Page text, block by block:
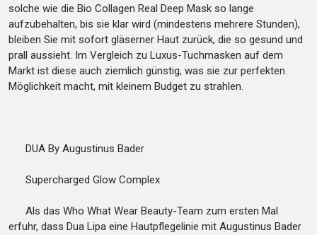
solche wie die Bio Collagen Real Deep Mask so lange
aufzubehalten, bis sie klar wird (mindestens mehrere Stunden),
bleiben Sie mit sofort gläserner Haut zurück, die so gesund und
prall aussieht. Im Vergleich zu Luxus-Tuchmasken auf dem
Markt ist diese auch ziemlich günstig, was sie zur perfekten
Möglichkeit macht, mit kleinem Budget zu strahlen.
DUA By Augustinus Bader
Supercharged Glow Complex
Als das Who What Wear Beauty-Team zum ersten Mal
erfuhr, dass Dua Lipa eine Hautpflegelinie mit Augustinus Bader